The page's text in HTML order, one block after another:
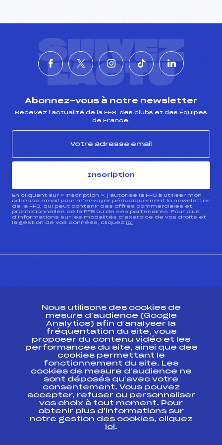
SUIVEZ
L'ACTU
Abonnez-vous à notre newsletter
Recevez l’actualité de la FFS, des clubs et des Équipes
de France.
Inscription
En cliquant sur « inscription », j’autorise la FFS à utiliser mon
adresse email pour m’envoyer périodiquement la newsletter
de la FFS, qui peut contenir des offres commerciales et
promotionnelles de la FFS ou de ses partenaires. Pour plus
d’informations sur les modalités d’exercice de vos droits et
la gestion de vos données, cliquez ici
Ressources
Pass’Neige
Projet sportif fédéral
Projet de performance fédéral
Antidopage
Pôle Développement, Formation, Suivi
Scientifique
Listes ministérielles
Pôle vie de l’athlète
Enseignement professionnel
Nous utilisons des cookies de
mesure d’audience (Google
Analytics) afin d’analyser la
fréquentation du site, vous
proposer du contenu vidéo et les
performances du site, ainsi que des
cookies permettant le
fonctionnement du site. Les
cookies de mesure d’audience ne
sont déposés qu’avec votre
consentement. Vous pouvez
accepter, refuser ou personnaliser
vos choix à tout moment. Pour
obtenir plus d'informations sur
notre gestion des cookies, cliquez
ici.